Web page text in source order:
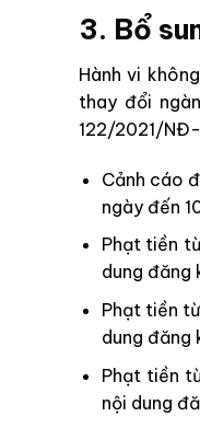
3. Bổ
Hành vi
thay đổi
122/2021/NĐ-
Cảnh cáo
ngày đến
Phạt tiền
dung đăng
Phạt tiền
dung đăng
Phạt tiền
nội dung